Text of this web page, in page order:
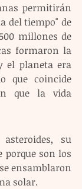
permitirán
del tiempo" de
millones de
formaron la
el planeta era
que coincide
que la vida
su
porque son los
ensamblaron
solar.